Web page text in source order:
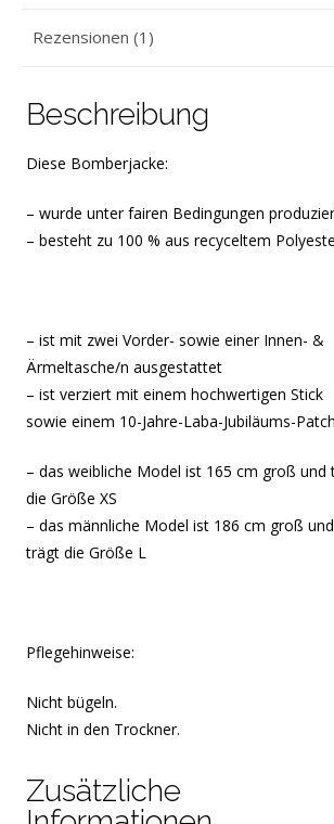
Rezensionen (1)
Beschreibung
Diese Bomberjacke:
– wurde unter fairen Bedingungen
– besteht zu 100 % aus recyceltem
– ist mit zwei Vorder- sowie einer Innen- &
Ärmeltasche/n ausgestattet
– ist verziert mit einem hochwertigen Stick
sowie einem 10-Jahre-Laba-Jubiläums-Patch
– das weibliche Model ist 165 cm groß und
die Größe XS
– das männliche Model ist 186 cm groß und
trägt die Größe L
Pflegehinweise:
Nicht bügeln.
Nicht in den Trockner.
Zusätzliche